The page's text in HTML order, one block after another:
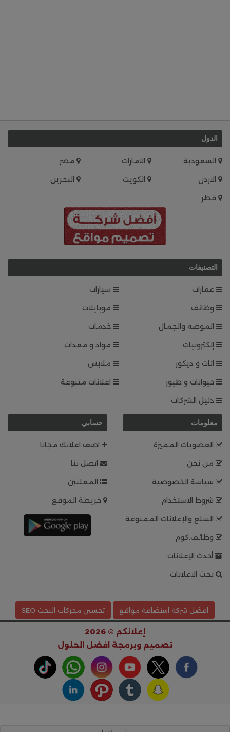
الدول
السعودية الامارات
مصر
الاردن
الكويت
البحرين
قطر
التصنيفات
عقارات
سيارات
وظائف
موبايلات
الموضة والجمال
خدمات
إلكترونيات
مواد و معدات
اثاث و ديكور
ملابس
حيوانات و طيور
اعلانات متنوعة
دليل الشركات
معلومات
العضويات المميزة
من نحن
سياسة الخصوصية
شروط الاستخدام
السلع والإعلانات الممنوعة
وظائف.كوم
أحدث الإعلانات
بحث الاعلانات
حسابي
اضف اعلانك مجانا
اتصل بنا
المعلنين
خريطة الموقع
افضل شركة استضافة مواقع تحسين محركات البحث SEO
إعلانكم © 2026
تصميم وبرمجة افضل الحلول